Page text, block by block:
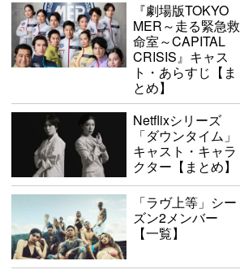
『劇場版TOKYO
MER～走る緊急救
命室～CAPITAL
CRISIS』キャス
ト・あらすじ【ま
とめ】
Netflixシリーズ
「ダウンタイム」
キャスト・キャラ
クター【まとめ】
「ラヴ上等」シー
ズン2メンバー
【一覧】